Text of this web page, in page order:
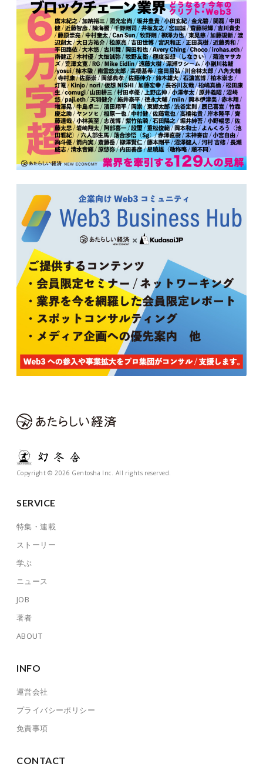
Copyright © 2026 Gentosha Inc. All rights reserved.
SERVICE
特集・連載
ストーリー
学ぶ
ニュース
JOB
著者
ABOUT
INFO
運営会社
プライバシーポリシー
免責事項
CONTACT